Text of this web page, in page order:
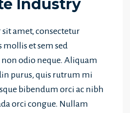
Industry
amet, consectetur
et sem sed
odio neque. Aliquam
purus, quis rutrum mi
bibendum orci ac nibh
orci congue. Nullam